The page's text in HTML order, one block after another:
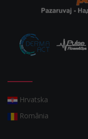
Hrvatska
România